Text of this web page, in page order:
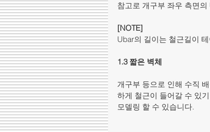
참고로 개구부 좌우 측면
[NOTE]
Ubar의 길이는 철근길이
1.3 짧은 벽체
개구부 등으로 인해 수직
하게 철근이 들어갈 수 있
모델링 할 수 있습니다.